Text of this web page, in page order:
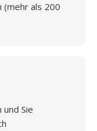
(mehr als 200
Sie